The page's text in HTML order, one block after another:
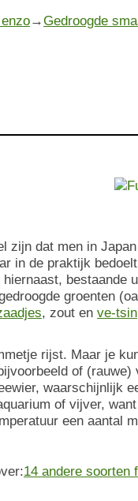
→Gedroogde
zijn dat men in
in de praktijk
bestaande
groenten
, zout en ve-tsin
rijst. Maar je
of
waarschijnlijk
of vijver,
een aantal
14 andere soorten